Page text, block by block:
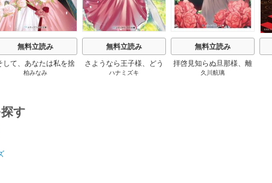
無料立読み
して、あなたは私を捨
てる
柏みなみ
無料立読み
さようなら王子様、どう
か私のことは忘れてくだ
ハナミズキ
無料立読み
拝啓見知らぬ旦那様、離
婚していただきます
久川航璃
す